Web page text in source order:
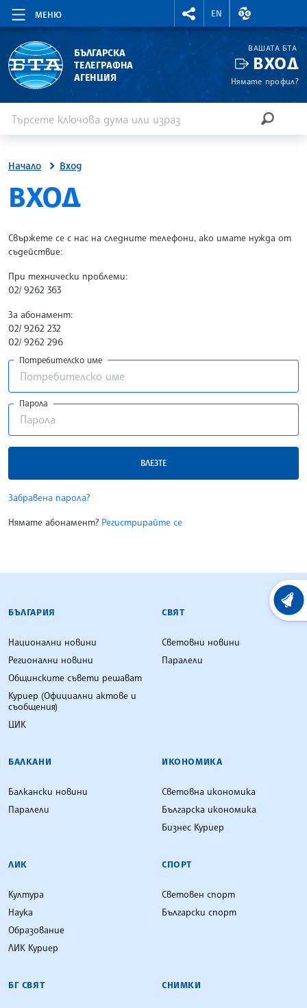
МЕНЮ
RIGHTMENU.SOCIAL
EN
ВАЛУТНИ
БЪЛГАРСКА
ТЕЛЕГРАФНА
АГЕНЦИЯ
ВАШАТА БТА
ВХОД
Нямате профил?
Начало Вход
SITE.BTA
ВХОД
Свържете се с нас на следните телефони, ако имате нужда от
съдействие:
При технически проблеми:
02/ 9262 363
За абонамент:
02/ 9262 232
02/ 9262 296
Потребителско име
Парола
ВЛЕЗТЕ
Забравена парола?
Нямате абонамент? Регистрирайте се
БЪЛГАРСКА ТЕЛЕГРАФНА АГЕНЦИЯ
БЪЛГАРИЯ
Национални новини
Регионални новини
Общинските съвети решават
Куриер (Официални актове и
съобщения)
ЦИК
СВЯТ
Световни новини
Паралели
БАЛКАНИ
Балкански новини
Паралели
ИКОНОМИКА
Световна икономика
Българска икономика
Бизнес Куриер
ЛИК
Култура
Наука
Образование
ЛИК Куриер
СПОРТ
Световен спорт
Български спорт
БГ СВЯТ СНИМКИ